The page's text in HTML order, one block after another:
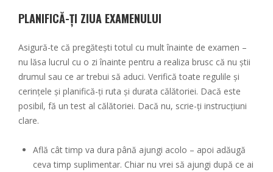
PLANIFICĂ-ȚI ZIUA EXAMENULUI
Asigură-te că pregătești totul cu mult înainte de examen –
nu lăsa lucrul cu o zi înainte pentru a realiza brusc că nu știi
drumul sau ce ar trebui să aduci. Verifică toate regulile și
cerințele și planifică-ți ruta și durata călătoriei. Dacă este
posibil, fă un test al călătoriei. Dacă nu, scrie-ți instrucțiuni
clare.
Află cât timp va dura până ajungi acolo – apoi adăugă
ceva timp suplimentar. Chiar nu vrei să ajungi după ce ai